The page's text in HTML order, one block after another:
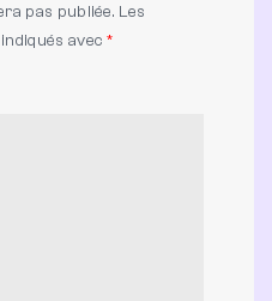
pas publiée. Les
avec*